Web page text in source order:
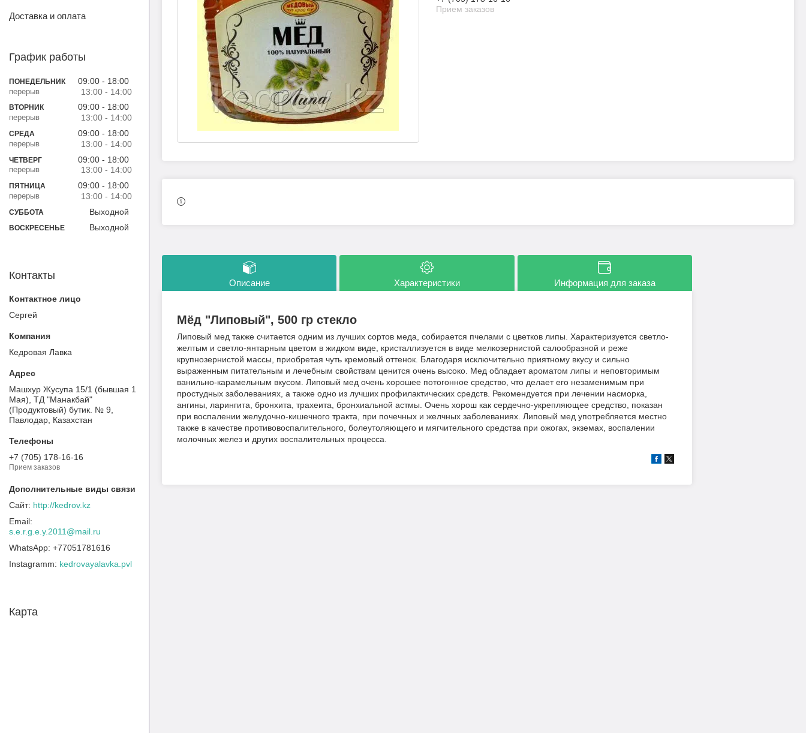
Прием заказов
Описание Характеристики Информация для заказа
Мёд "Липовый", 500 гр стекло
Липовый мед также считается одним из лучших сортов меда, собирается пчелами с цветков липы. Характеризуется светло-
желтым и светло-янтарным цветом в жидком виде, кристаллизуется в виде мелкозернистой салообразной и реже
крупнозернистой массы, приобретая чуть кремовый оттенок. Благодаря исключительно приятному вкусу и сильно
выраженным питательным и лечебным свойствам ценится очень высоко. Мед обладает ароматом липы и неповторимым
ванильно-карамельным вкусом. Липовый мед очень хорошее потогонное средство, что делает его незаменимым при
простудных заболеваниях, а также одно из лучших профилактических средств. Рекомендуется при лечении насморка,
ангины, ларингита, бронхита, трахеита, бронхиальной астмы. Очень хорош как сердечно-укрепляющее средство, показан
при воспалении желудочно-кишечного тракта, при почечных и желчных заболеваниях. Липовый мед употребляется местно
также в качестве противовоспалительного, болеутоляющего и мягчительного средства при ожогах, экземах, воспалении
молочных желез и других воспалительных процесса.
Доставка и оплата
График работы
ПОНЕДЕЛЬНИК 09:00
18:00
13:00
14:00
ВТОРНИК 09:00
18:00
13:00
14:00
СРЕДА 09:00
18:00
13:00
14:00
ЧЕТВЕРГ 09:00
18:00
13:00
14:00
ПЯТНИЦА 09:00
18:00
13:00
14:00
СУББОТА Выходной
ВОСКРЕСЕНЬЕ Выходной
Контакты
Сергей
Кедровая Лавка
Машхур Жусупа 15/1 (бывшая 1
Мая), ТД "Манакбай"
(Продуктовый) бутик. № 9,
Павлодар, Казахстан
+7 (705) 178-16-16
Прием заказов
http://kedrov.kz
s.e.r.g.e.y.2011@mail.ru
+77051781616
Instagramm
kedrovayalavka.pvl
Карта